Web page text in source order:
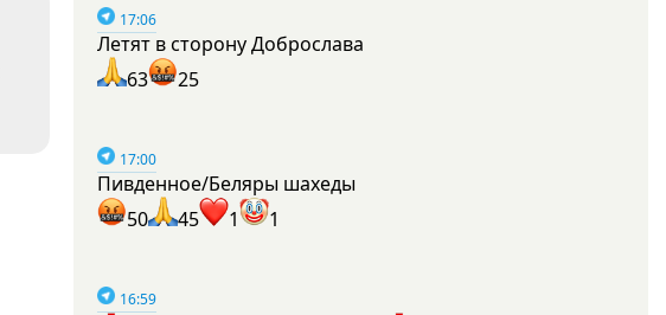
17:06
Летят в сторону Доброслава
63
25
17:00
Пивденное/Беляры шахеды
50
45 1 1
16:59